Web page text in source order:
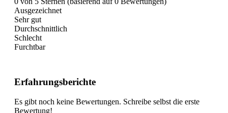
Ausgezeichnet
Sehr gut
Durchschnittlich
Schlecht
Furchtbar
Erfahrungsberichte
Es gibt noch keine Bewertungen. Schreibe selbst die erste
Bewertung!